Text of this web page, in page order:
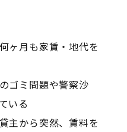
ヶ月も家賃・地代を
ゴミ問題や警察沙
いる
主から突然、賃料を